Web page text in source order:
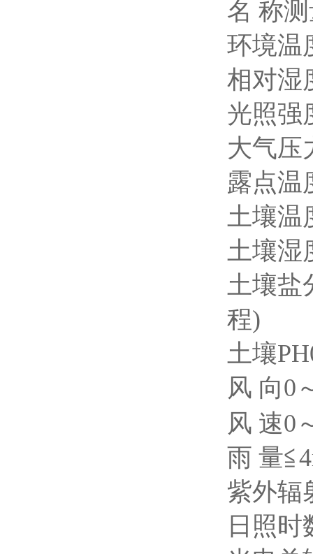
名 称
环境温
相对湿
光照强
大气压
露点
土壤温
土壤湿
土壤盐
程)
土壤
风 向0
风 速0
雨 量
紫外辐
日照时